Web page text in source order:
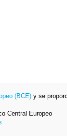
(BCE)y se
Central Europeo